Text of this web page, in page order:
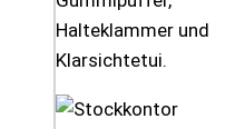
Halteklammer und
Klarsichtetui.